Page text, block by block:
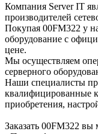
Компания Server IT
производителей
Покупая 00FM322 у
оборудование с
цене.
Мы осуществляем
серверного
Наши специалисты
квалифицированные
приобретения,
Заказать 00FM322